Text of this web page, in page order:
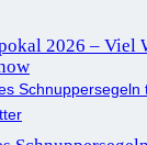
2026 – Viel